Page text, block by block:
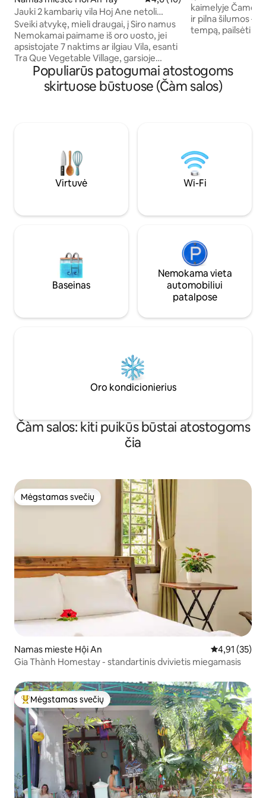
Jauki 2 kambarių vila Hoj Ane netoli
senamiesčio | An Bango paplūdimys
Sveiki atvykę, mieli draugai, į Siro namus
Nemokamai paimame iš oro uosto, jei
apsistojate 7 naktims ar ilgiau Vila, esanti
Tra Que Vegetable Village, garsioje
atvykimo vietoje, tarp Hoi An
senamiesčio ir An Bang paplūdimio, turi 2
miegamuosius, 2 vonios kambarius,
namuose. Mūsų komanda visada
pasiekiama, kad jūsų viešnagė būtų
tobula. Konkrečiai, ribotą laiką galite
naudotis lengvatinėmis kainomis.
kaimelyje Čamo saloje.
ir pilna šilumos —
tempą, pailsėti ir
yra jūsų — ramus,
žingsnių nuo jūros. Atkreipkite
Populiarūs patogumai atostogoms
skirtuose būstuose (Čàm salos)
Virtuvė Wi-Fi
Baseinas
Nemokama vieta
automobiliui
patalpose
Oro kondicionierius
Čàm salos: kiti puikūs būstai atostogoms
čia
Mėgstamas svečių
Mėgstamas svečių
Namas mieste Hội An Vidutinis
4,91 (35)
Gia Thành Homestay - standartinis dvivietis miegamasis
Svečių mėgstamiausias
Mėgstamas svečių